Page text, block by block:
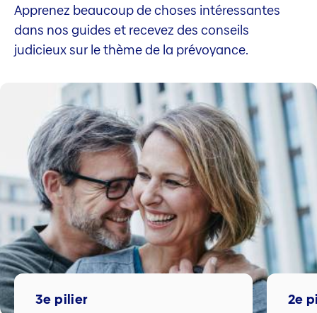
Apprenez beaucoup de choses intéressantes
dans nos guides et recevez des conseils
judicieux sur le thème de la prévoyance.
3e pilier 2e